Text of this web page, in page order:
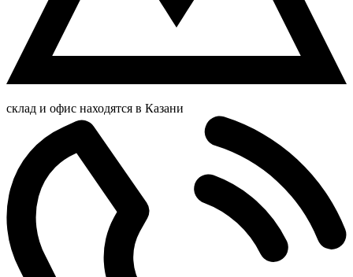
склад и офис находятся в Казани